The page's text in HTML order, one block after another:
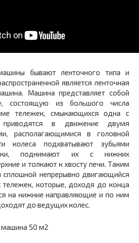
бывают ленточного типа и
является ленточная
Машина представляет собой
состоящую из большого числа
тележек, смыкающихся одна с
приводятся в движение двумя
располагающимися в головной
колеса подхватывают зубьями
поднимают их с ниж­них
и толкают к хвосту печи. Таким
сплошной непрерывно двигающийся
тележек, которые, доходя до конца
на нижние направляющие и по ним
до ведущих колес.